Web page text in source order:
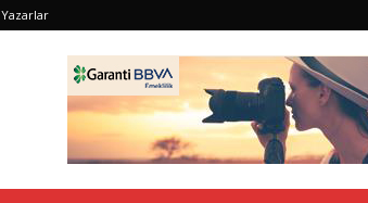
Yazarlar